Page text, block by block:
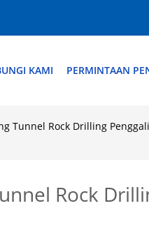
KAMI PERMINTAAN
Tunnel Rock Drilling
Rock